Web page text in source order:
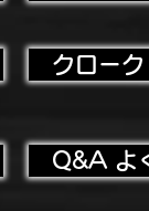
クローク
Q&A よ